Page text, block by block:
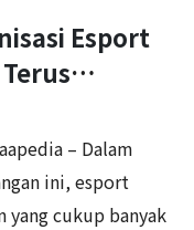
Esport
– Dalam
ini, esport
yang cukup banyak